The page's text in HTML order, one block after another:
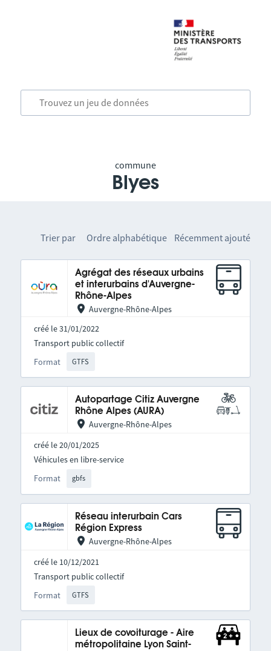
commune
Blyes
Trier par Ordre alphabétique Récemment ajouté
Agrégat des réseaux urbains
et interurbains d'Auvergne-
Rhône-Alpes
Auvergne-Rhône-Alpes
créé le 31/01/2022
Format GTFS
Transport public collectif
Autopartage Citiz Auvergne
Rhône Alpes (AURA)
Auvergne-Rhône-Alpes
créé le 20/01/2025
Format gbfs
Véhicules en libre-service
Réseau interurbain Cars
Région Express
Auvergne-Rhône-Alpes
créé le 10/12/2021
Format GTFS
Transport public collectif
Lieux de covoiturage - Aire
métropolitaine Lyon Saint-